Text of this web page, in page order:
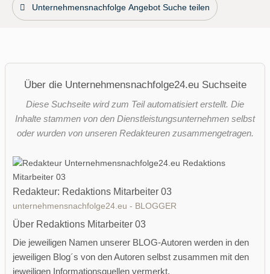
Unternehmensnachfolge Angebot Suche teilen
Über die Unternehmensnachfolge24.eu Suchseite
Diese Suchseite wird zum Teil automatisiert erstellt. Die
Inhalte stammen von den Dienstleistungsunternehmen selbst
oder wurden von unseren Redakteuren zusammengetragen.
Redakteur: Redaktions Mitarbeiter 03
unternehmensnachfolge24.eu - BLOGGER
Über Redaktions Mitarbeiter 03
Die jeweiligen Namen unserer BLOG-Autoren werden in den
jeweiligen Blog´s von den Autoren selbst zusammen mit den
jeweiligen Informationsquellen vermerkt.